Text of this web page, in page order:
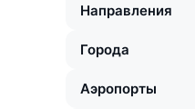
Направления
Города
Аэропорты